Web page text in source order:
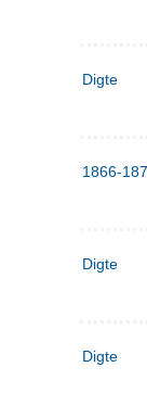
Digte
1866-
Digte
Digte